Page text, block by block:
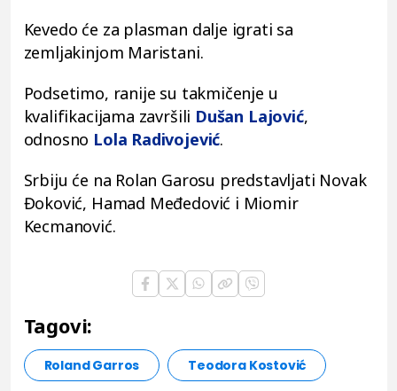
Kevedo će za plasman dalje igrati sa
zemljakinjom Maristani.
Podsetimo, ranije su takmičenje u
kvalifikacijama završili Dušan Lajović,
odnosno Lola Radivojević.
Srbiju će na Rolan Garosu predstavljati Novak
Đoković, Hamad Međedović i Miomir
Kecmanović.
Tagovi:
Roland Garros Teodora Kostović